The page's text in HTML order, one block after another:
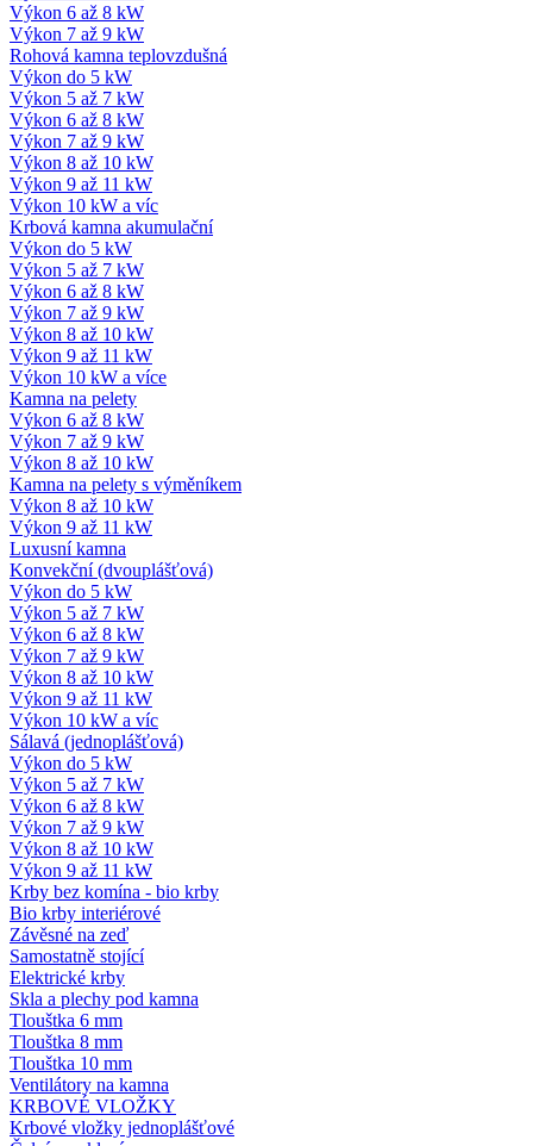
Výkon 6 až 8 kW
Výkon 7 až 9 kW
Rohová kamna teplovzdušná
Výkon do 5 kW
Výkon 5 až 7 kW
Výkon 6 až 8 kW
Výkon 7 až 9 kW
Výkon 8 až 10 kW
Výkon 9 až 11 kW
Výkon 10 kW a víc
Krbová kamna akumulační
Výkon do 5 kW
Výkon 5 až 7 kW
Výkon 6 až 8 kW
Výkon 7 až 9 kW
Výkon 8 až 10 kW
Výkon 9 až 11 kW
Výkon 10 kW a více
Kamna na pelety
Výkon 6 až 8 kW
Výkon 7 až 9 kW
Výkon 8 až 10 kW
Kamna na pelety s výměníkem
Výkon 8 až 10 kW
Výkon 9 až 11 kW
Luxusní kamna
Konvekční (dvouplášťová)
Výkon do 5 kW
Výkon 5 až 7 kW
Výkon 6 až 8 kW
Výkon 7 až 9 kW
Výkon 8 až 10 kW
Výkon 9 až 11 kW
Výkon 10 kW a víc
Sálavá (jednoplášťová)
Výkon do 5 kW
Výkon 5 až 7 kW
Výkon 6 až 8 kW
Výkon 7 až 9 kW
Výkon 8 až 10 kW
Výkon 9 až 11 kW
Krby bez komína - bio krby
Bio krby interiérové
Závěsné na zeď
Samostatně stojící
Elektrické krby
Skla a plechy pod kamna
Tlouštka 6 mm
Tlouštka 8 mm
Tlouštka 10 mm
Ventilátory na kamna
KRBOVÉ VLOŽKY
Krbové vložky jednoplášťové